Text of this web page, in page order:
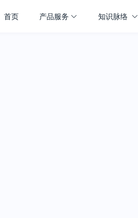
首页 产品服务 知识脉络